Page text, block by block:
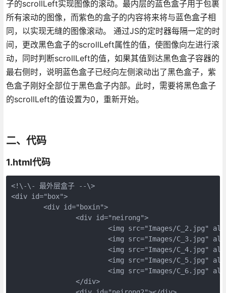
子的scrollLeft实现图像的滚动。最内层的蓝色盒子用于包裹
所有滚动的图像，而紫色的盒子的内容将来将与蓝色盒子相
同，以实现无缝的图像滚动。 通过JS的定时器每隔一定的时
间，更改黑色盒子的scrollLeft属性的值，使图像向左进行滚
动，同时判断scrollLeft的值，如果其值到达黑色盒子容器的
最右侧时，说明蓝色盒子已经向左侧滚动出了黑色盒子，紫
色盒子刚好全部位于黑色盒子内部。此时，需要将黑色盒子
的scrollLeft的值设置为0，重新开始。
二、代码
1.html代码
<!\-\- 最外层盒子 --\>
<div id="box">